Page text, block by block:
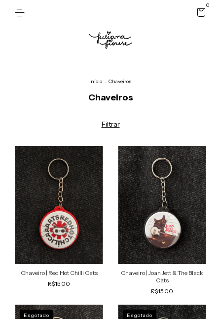
0
Início . Chaveiros
Chaveiros
Filtrar
Chaveiro | Red Hot Chilli Cats
R$15,00
Chaveiro | Joan Jett & The Black
Cats
R$15,00
Esgotado Esgotado